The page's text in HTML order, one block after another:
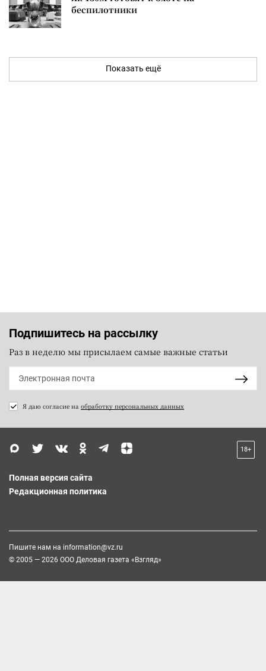
беспилотники
Показать ещё
Подпишитесь на рассылку
Раз в неделю мы присылаем самые важные статьи
Я даю согласие на обработку персональных данных
18+
Полная версия сайта
Редакционная политика
Пишите нам на information@vz.ru
© 2005 — 2026 ООО Деловая газета «Взгляд»